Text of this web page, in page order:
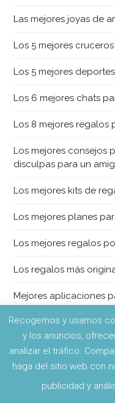
Las mejores joyas de
Los 5 mejores
Los 5 mejores
Los 6 mejores chats
Los 8 mejores regalos
Los mejores consejos
disculpas para un
Los mejores kits de
Los mejores planes
Los mejores regalos
Los regalos más
Mejores aplicaciones
Mejores cruceros
Partypoker: la mejor
online con amigos
Pokerhub, la mejor
Recogemos y usamos
y los anuncios,
analizar el tráfico.
haga del sitio web con
publicidad y